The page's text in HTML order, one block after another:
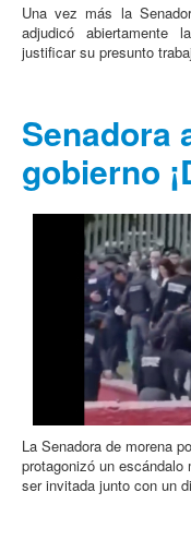
Una vez más la
adjudicó abiertamente
justificar su presunto
Senadora
gobierno
La Senadora de morena
protagonizó un
ser invitada junto con un